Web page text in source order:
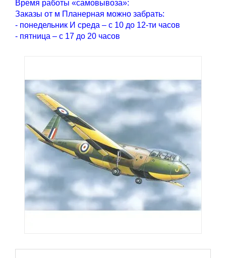
Время работы «самовывоза»:
Заказы от м Планерная можно забрать:
- понедельник И среда – с 10 до 12-ти часов
- пятница – с 17 до 20 часов